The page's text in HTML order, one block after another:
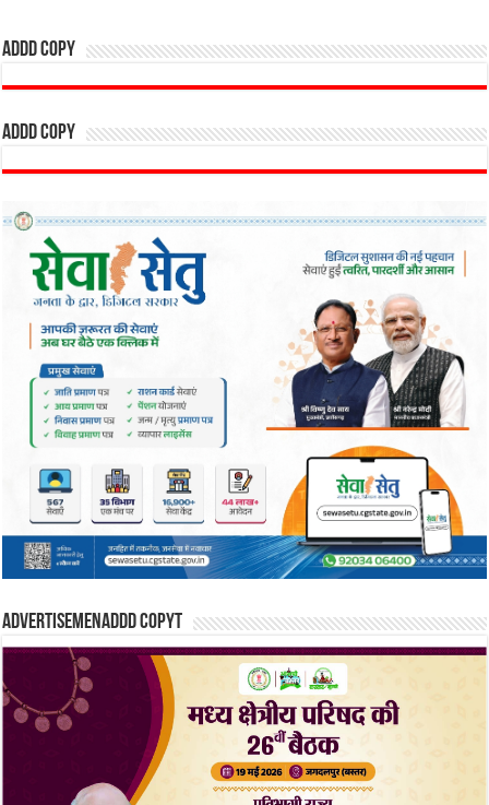
addd copy
addd copy
Advertisemenaddd copyt